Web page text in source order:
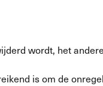
wordt, het
is om de